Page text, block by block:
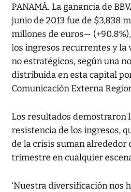
PANAMÁ. La ganancia de
junio de 2013 fue de $3,838
millones de euros—
los ingresos recurrentes y la
no estratégicos, según una
distribuida en esta capital
Comunicación Externa
Los resultados demostraron
resistencia de los ingresos,
de la crisis suman alrededor
trimestre en cualquier
‘Nuestra diversificación nos